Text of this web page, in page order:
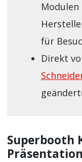
Modulen
für
Direkt
Superbooth